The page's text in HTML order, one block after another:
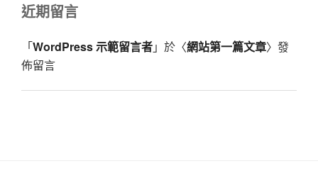
近期留言
「WordPress 示範留言者」於〈網站第一篇文章〉發
佈留言